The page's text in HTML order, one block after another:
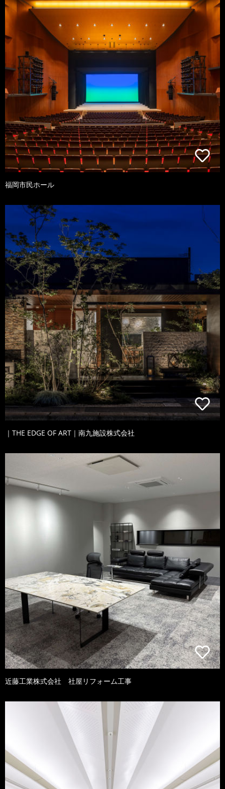
福岡市民ホール
｜THE EDGE OF ART｜南九施設株式会社
近藤工業株式会社 社屋リフォーム工事